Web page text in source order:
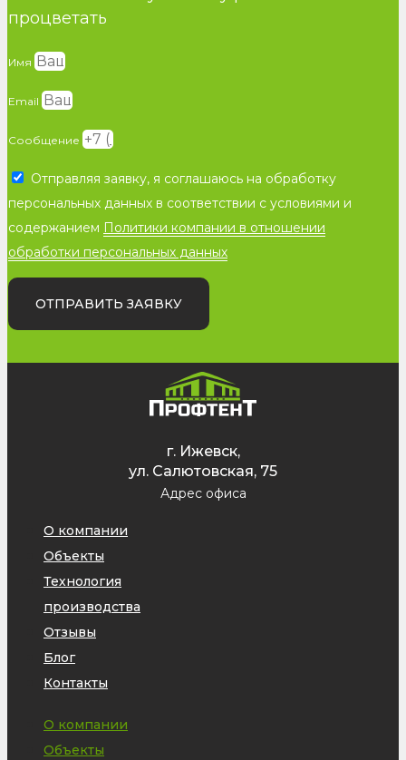
процветать
Имя
Email
Сообщение
Отправляя заявку, я соглашаюсь на обработку
персональных данных в соответствии с условиями и
содержанием Политики компании в отношении
обработки персональных данных
ОТПРАВИТЬ ЗАЯВКУ
г. Ижевск,
ул. Салютовская, 75
Адрес офиса
О компании
Объекты
Технология
производства
Отзывы
Блог
Контакты
О компании
Объекты